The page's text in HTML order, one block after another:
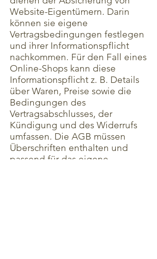
Website-Eigentümern. Darin
können sie eigene
Vertragsbedingungen festlegen
und ihrer Informationspflicht
nachkommen. Für den Fall eines
Online-Shops kann diese
Informationspflicht z. B. Details
über Waren, Preise sowie die
Bedingungen des
Vertragsabschlusses, der
Kündigung und des Widerrufs
umfassen. Die AGB müssen
Überschriften enthalten und
passend für das eigene